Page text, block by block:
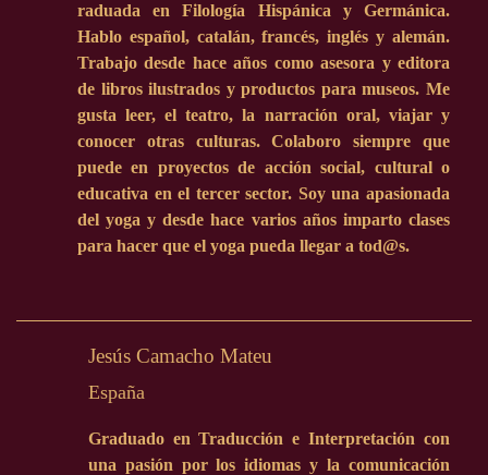
raduada en Filología Hispánica y Germánica.
Hablo español, catalán, francés, inglés y alemán.
Trabajo desde hace años como asesora y editora
de libros ilustrados y productos para museos. Me
gusta leer, el teatro, la narración oral, viajar y
conocer otras culturas. Colaboro siempre que
puede en proyectos de acción social, cultural o
educativa en el tercer sector. Soy una apasionada
del yoga y desde hace varios años imparto clases
para hacer que el yoga pueda llegar a tod@s.
Jesús Camacho Mateu
España
Graduado en Traducción e Interpretación con
una pasión por los idiomas y la comunicación